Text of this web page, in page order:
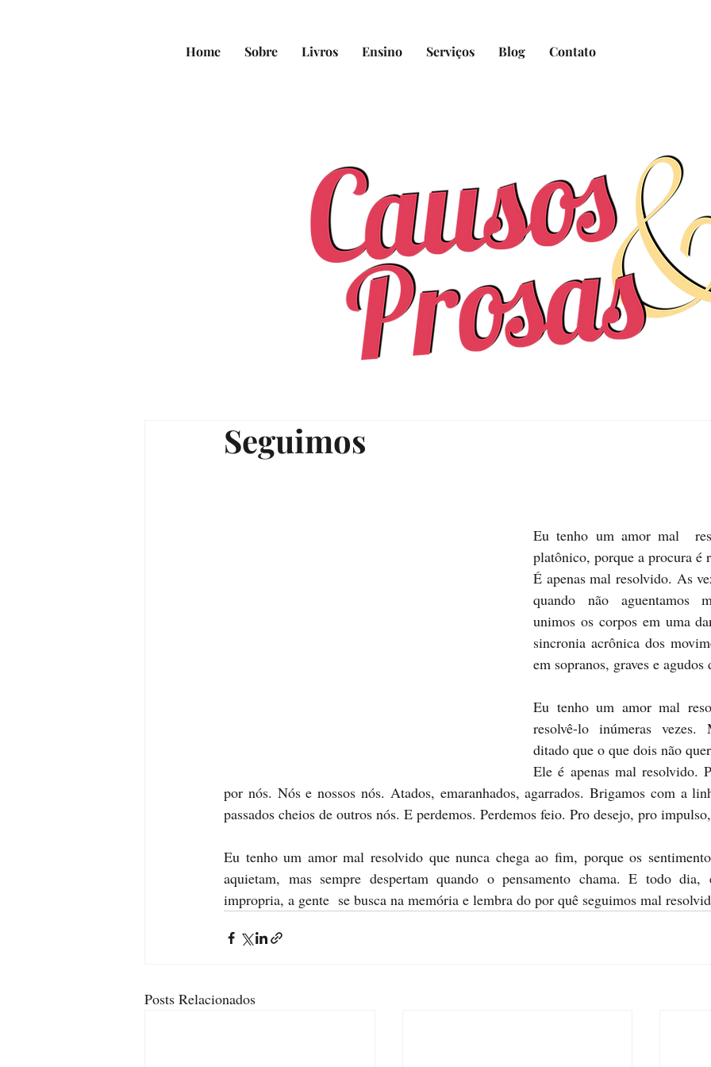
Home Sobre Livros Ensino Serviços Blog Contato
Seguimos
Eu tenho um amor mal
platônico, porque a procura é
É apenas mal resolvido. As
quando não aguentamos
unimos os corpos em uma
sincronia acrônica dos
em sopranos, graves e
Eu tenho um amor mal
resolvê-lo inúmeras
ditado que o que dois não
Ele é apenas mal resolvido.
por nós. Nós e nossos nós. Atados, emaranhados, agarrados. Brigamos com a
passados cheios de outros nós. E perdemos. Perdemos feio. Pro desejo, pro
Eu tenho um amor mal resolvido que nunca chega ao fim, porque os
aquietam, mas sempre despertam quando o pensamento chama. E todo dia,
impropria, a gente  se busca na memória e lembra do por quê seguimos mal
Posts Relacionados